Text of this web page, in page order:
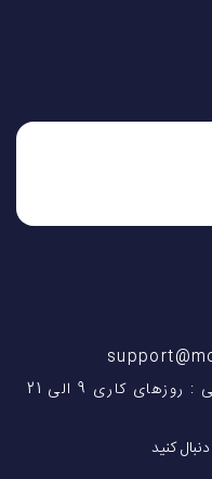
کاری 9 الی 21
کنید